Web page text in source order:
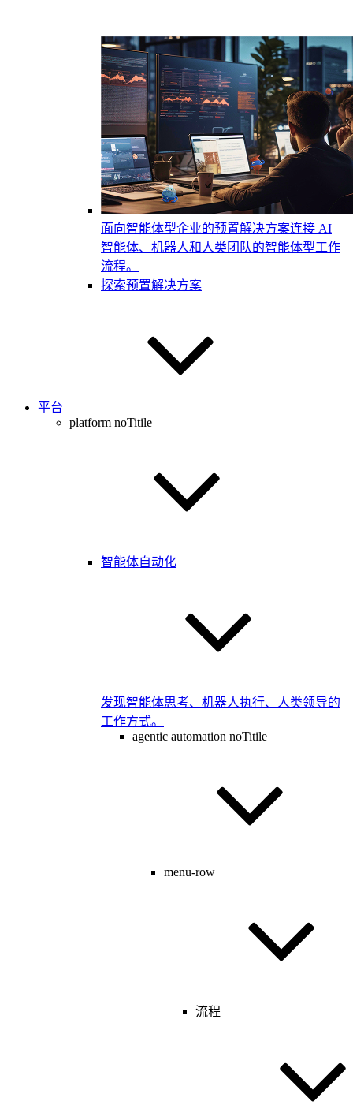
面向智能体型企业的预置解决方案连接 AI
智能体、机器人和人类团队的智能体型工作
流程。
探索预置解决方案
平台
platform noTitile
智能体自动化
发现智能体思考、机器人执行、人类领导的
工作方式。
agentic automation noTitile
menu-row
流程